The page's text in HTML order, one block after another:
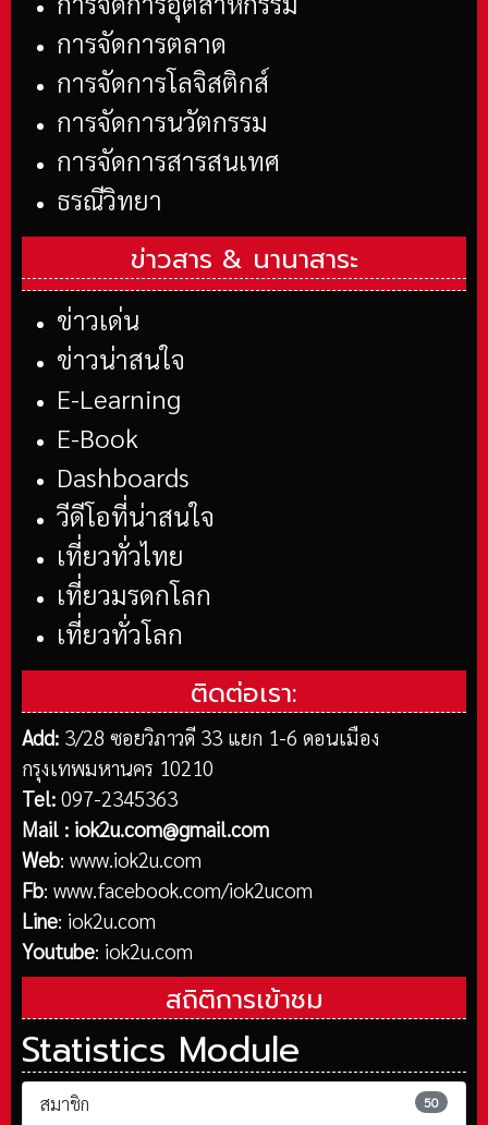
การจัดการตลาด
การจัดการโลจิสติกส์
การจัดการนวัตกรรม
การจัดการสารสนเทศ
ธรณีวิทยา
ข่าวสาร & นานาสาระ
ข่าวเด่น
ข่าวน่าสนใจ
E-Learning
E-Book
Dashboards
วีดีโอที่น่าสนใจ
เที่ยวทั่วไทย
เที่ยวมรดกโลก
เที่ยวทั่วโลก
ติดต่อเรา:
Add: 3/28 ซอยวิภาวดี 33 แยก 1-6 ดอนเมือง
กรุงเทพมหานคร 10210
Tel: 097-2345363
Mail : iok2u.com@gmail.com
Web: www.iok2u.com
Fb: www.facebook.com/iok2ucom
Line: iok2u.com
Youtube: iok2u.com
สถิติการเข้าชม
Statistics Module
สมาชิก 50